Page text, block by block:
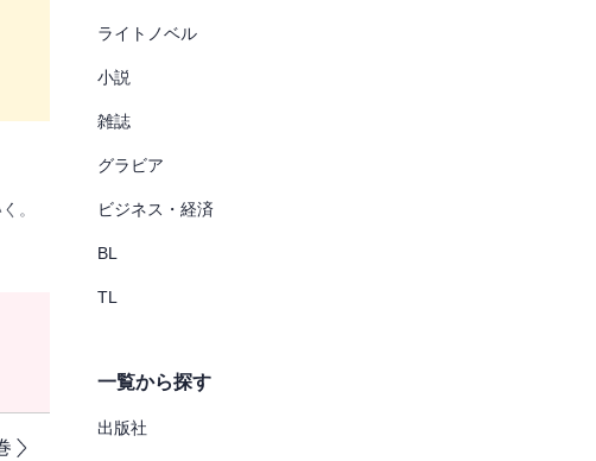
。
っ
３
ライトノベル
小説
雑誌
グラビア
ビジネス・経済
BL
TL
一覧から探す
出版社